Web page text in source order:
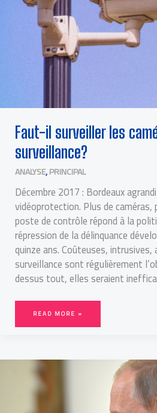
Faut-il surveiller les
surveillance?
ANALYSE,PRINCIPAL
Décembre 2017 : Bordeaux
vidéoprotection. Plus de caméras,
poste de contrôle répond à la
répression de la délinquance
quinze ans. Coûteuses,
surveillance sont régulièrement
dessus tout, elles seraient
READ MORE »
SUPRÉMATIE
NUCLÉAIRE,
SPRINT
RUSSE